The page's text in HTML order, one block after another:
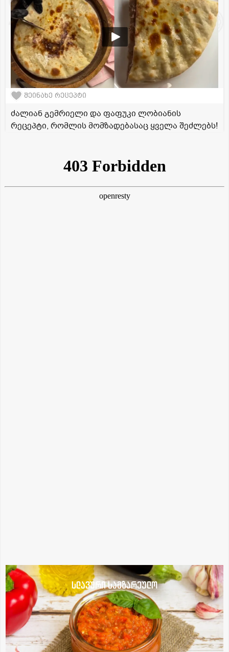
შეინახე რეცეპტი
ძალიან გემრიელი და ფაფუკი ლობიანის
რეცეპტი, რომლის მომზადებასაც ყველა შეძლებს!
სლავური სამზარეულო